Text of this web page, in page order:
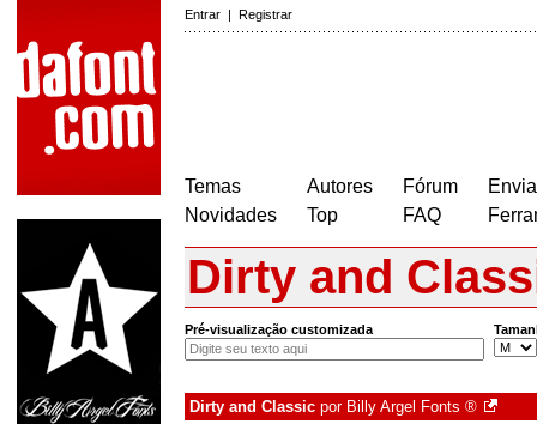
Entrar | Registrar
Temas
Novidades
Autores
Top
Fórum
FAQ
Dirty and
Pré-visualização customizada
Dirty and Classic por Billy Argel Fonts ®